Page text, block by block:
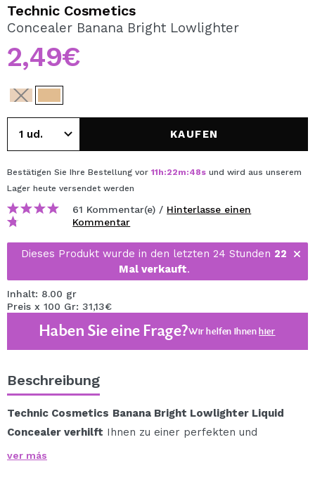
REGISTRIEREN
Durch die Erstellung eines Kontos bei Maquillalia.de
können Sie Ihre Einkäufe schnell tätigen, den Status Ihrer
einsehen.
BENUTZERKONTO ERSTELLEN
Technic Cosmetics
Concealer Banana Bright Lowlighter
2,49€
KAUFEN
Bestätigen Sie Ihre Bestellung vor 11h:22m:48s und wird aus unserem
Lager heute versendet werden
61 Kommentar(e) / Hinterlasse einen
Kommentar
Dieses Produkt wurde in den letzten 24 Stunden 22
Mal verkauft.
Inhalt: 8.00 gr
Preis x 100 Gr: 31,13€
Haben Sie eine Frage?Wir helfen Ihnenhier
Beschreibung
Technic Cosmetics Banana Bright Lowlighter Liquid
Concealer verhilft Ihnen zu einer perfekten und
strahlenden Haut.
ver más